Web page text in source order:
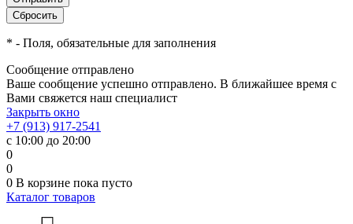
* - Поля, обязательные для заполнения
Сообщение отправлено
Ваше сообщение успешно отправлено. В ближайшее время с
Вами свяжется наш специалист
Закрыть окно
+7 (913) 917-2541
с 10:00 до 20:00
0
0
0 В корзине пока пусто
Каталог товаров